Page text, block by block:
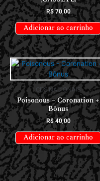
R$70,00
Adicionar ao carrinho
CDS NACIONAIS
Poisonous – Coronation +
Bônus
R$40,00
Adicionar ao carrinho